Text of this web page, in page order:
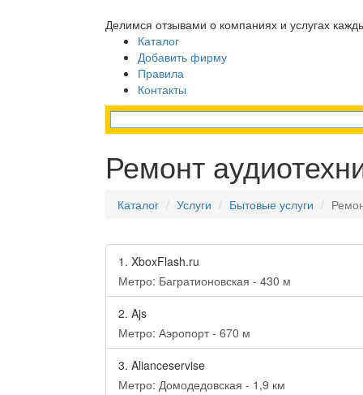
Делимся отзывами о компаниях и услугах
Каталог
Добавить фирму
Правила
Контакты
Ремонт
Каталог Услуги Бытовые услуги
1. XboxFlash.ru
Метро: Багратионовская - 430 м
2. Ajs
Метро: Аэропорт - 670 м
3. Alianceservise
Метро: Домодедовская - 1,9 км